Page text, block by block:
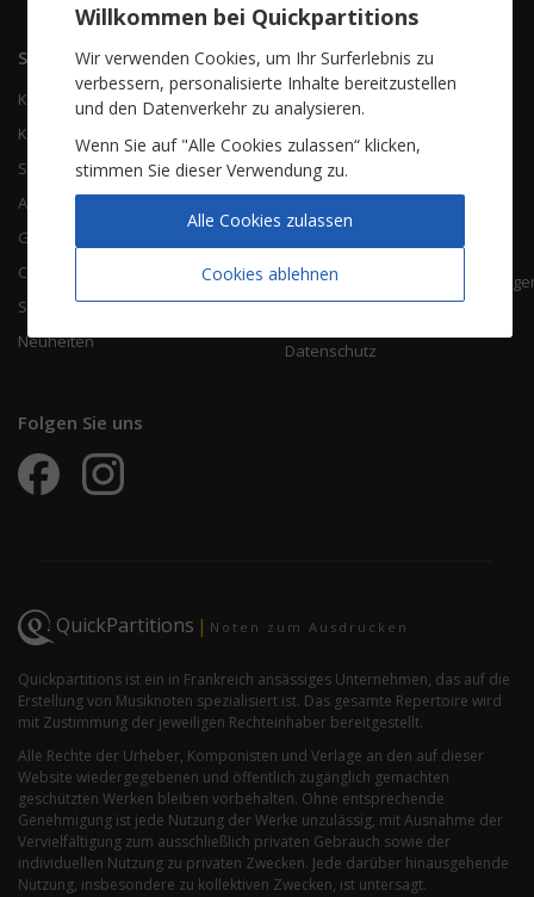
Sitemap
Klavier-Gesang
Klavier-Solo
Soloinstrumenten
Akkordeon
Gitarre
Chöre
Songbooks
Neuheiten
Service
Kontaktieren Sie uns
FAQ
Allgemeine
Datenschutz
Folgen Sie uns
QuickPartitions | Noten zum Ausdrucken
Quickpartitions ist ein in Frankreich ansässiges Unternehmen, das auf die
Erstellung von Musiknoten spezialisiert ist. Das gesamte Repertoire wird
mit Zustimmung der jeweiligen Rechteinhaber bereitgestellt.
Alle Rechte der Urheber, Komponisten und Verlage an den auf dieser
Website wiedergegebenen und öffentlich zugänglich gemachten
geschützten Werken bleiben vorbehalten. Ohne entsprechende
Genehmigung ist jede Nutzung der Werke unzulässig, mit Ausnahme der
Vervielfältigung zum ausschließlich privaten Gebrauch sowie der
individuellen Nutzung zu privaten Zwecken. Jede darüber hinausgehende
Nutzung, insbesondere zu kollektiven Zwecken, ist untersagt.
Willkommen bei Quickpartitions
Wir verwenden Cookies, um Ihr Surferlebnis zu
verbessern, personalisierte Inhalte bereitzustellen
und den Datenverkehr zu analysieren.
Wenn Sie auf "Alle Cookies zulassen“ klicken,
stimmen Sie dieser Verwendung zu.
Cookies ablehnen
Alle Cookies zulassen